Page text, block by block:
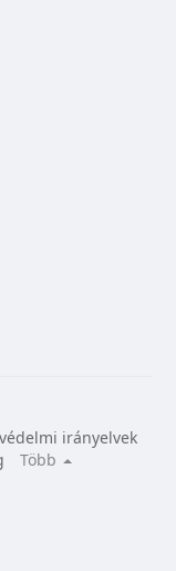
irányelvek
Több